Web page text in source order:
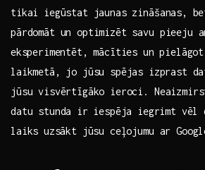
tikai iegūstat‍ jaunas zināšanas,
pārdomāt ​un optimizēt savu
⁢eksperimentēt, mācīties⁢ un
laikmetā, jo ‍jūsu spējas⁢ izprast
jūsu visvērtīgāko ieroci.
datu ‍stunda ⁤ir iespēja ⁣iegrimt ‍vēl
laiks⁣ uzsākt jūsu ceļojumu ar